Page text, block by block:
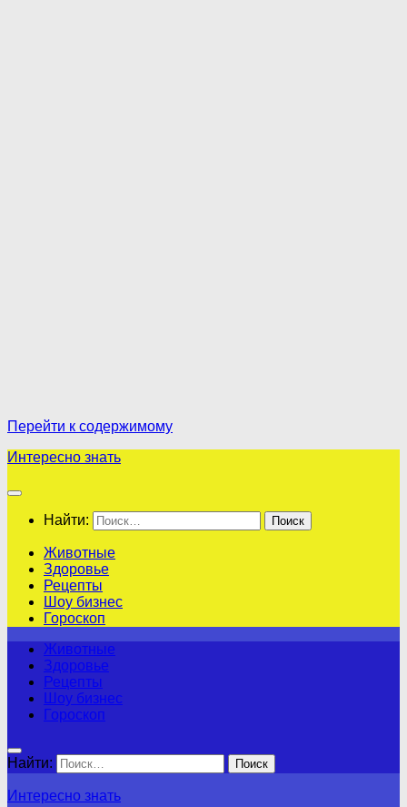
Перейти к содержимому
Интересно знать
Найти:
Животные
Здоровье
Рецепты
Шоу бизнес
Гороскоп
Животные
Здоровье
Рецепты
Шоу бизнес
Гороскоп
Найти:
Интересно знать